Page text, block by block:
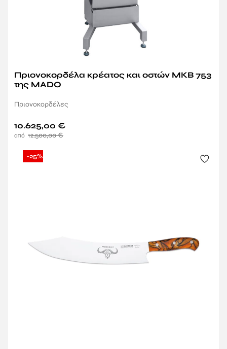
Πριονοκορδέλα κρέατος και οστών MKB 753
της MADO
Πριονοκορδέλες
12.500,00€
10.625,00 €
-25%